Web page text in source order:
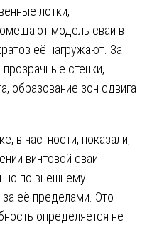
лотки,
модель сваи в
её нагружают. За
стенки,
образование зон сдвига
в частности, показали,
винтовой сваи
по внешнему
её пределами. Это
определяется не